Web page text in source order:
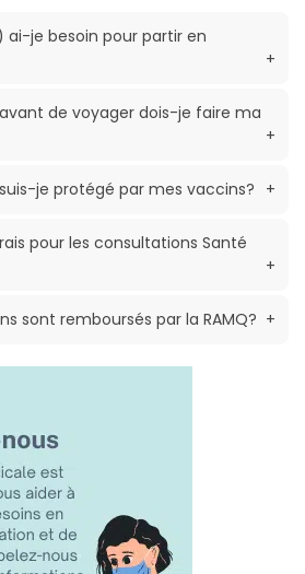
je besoin pour partir en
+
de voyager dois-je faire ma
+
je protégé par mes vaccins? +
pour les consultations Santé
+
sont remboursés par la RAMQ? +